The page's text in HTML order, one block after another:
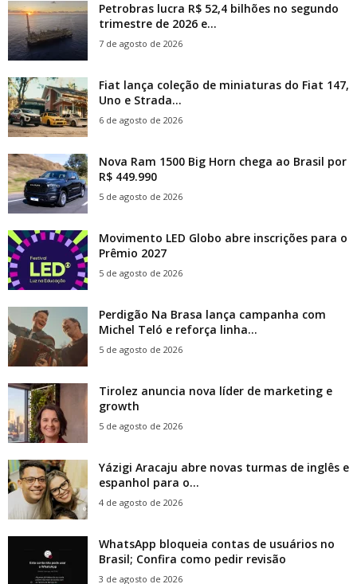
Petrobras lucra R$ 52,4 bilhões no segundo
trimestre de 2026 e...
7 de agosto de 2026
Fiat lança coleção de miniaturas do Fiat 147,
Uno e Strada...
6 de agosto de 2026
Nova Ram 1500 Big Horn chega ao Brasil por
R$ 449.990
5 de agosto de 2026
Movimento LED Globo abre inscrições para o
Prêmio 2027
5 de agosto de 2026
Perdigão Na Brasa lança campanha com
Michel Teló e reforça linha...
5 de agosto de 2026
Tirolez anuncia nova líder de marketing e
growth
5 de agosto de 2026
Yázigi Aracaju abre novas turmas de inglês e
espanhol para o...
4 de agosto de 2026
WhatsApp bloqueia contas de usuários no
Brasil; Confira como pedir revisão
3 de agosto de 2026